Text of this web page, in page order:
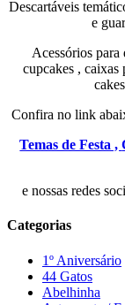
Descartáveis
e
Acessórios para
cupcakes , caixas
Confira no link
Temas de Festa ,
e nossas redes
Categorias
1º Aniversário
44 Gatos
Abelhinha